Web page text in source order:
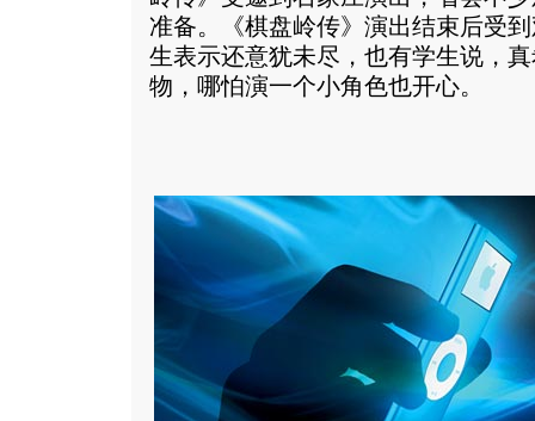
准备。《棋盘岭传》演出结束后受
生表示还意犹未尽，也有学生说，
物，哪怕演一个小角色也开心。